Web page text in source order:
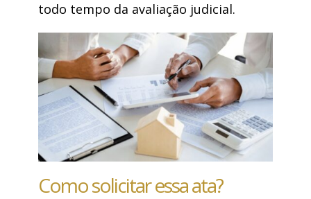
todo tempo da avaliação judicial.
Como solicitar essa ata?